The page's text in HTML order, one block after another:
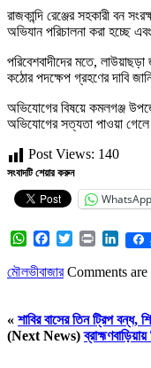
রাজকান্দি রেঞ্জের সহকারী বন
অভিযান পরিচালনা করা হচ্ছে
পরিবেশবাদীদের মতে,
কঠোর পদক্ষেপ গ্রহণের দাবি
অভিযোগের বিষয়ে কমলগঞ্জ
অভিযোগের সত্যতা পাওয়া
Post Views: 140
সংবাদটি শেয়ার করুন
WhatsApp
WhatsApp
FacebookTwitter
Print
মৌলভীবাজার Comments
« শাবির বাসের তিন ট্রিপ বন্ধ,
(Next News)